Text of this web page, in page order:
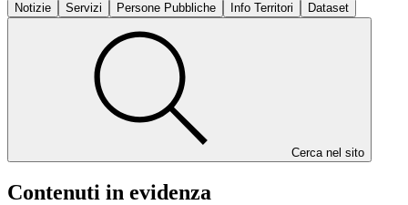
Notizie
Servizi Persone Pubbliche Info Territori Dataset
Cerca nel sito
Contenuti in evidenza